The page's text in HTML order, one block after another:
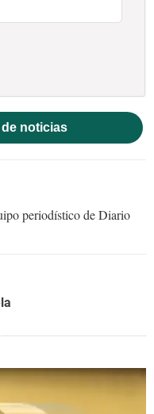
noticias
periodístico de Diario